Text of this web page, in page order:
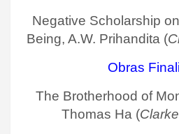
Negative Scholarship
Being, A.W. Prihandita (
Obras
The Brotherhood of
Thomas Ha (